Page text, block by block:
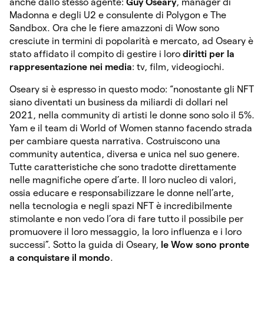
Madonna e degli U2 e consulente di Polygon e The
Sandbox. Ora che le fiere amazzoni di Wow sono
cresciute in termini di popolarità e mercato, ad Oseary è
stato affidato il compito di gestire i loro diritti per la
rappresentazione nei media: tv, film, videogiochi.
Oseary si è espresso in questo modo: “nonostante gli NFT
siano diventati un business da miliardi di dollari nel
2021, nella community di artisti le donne sono solo il 5%.
Yam e il team di World of Women stanno facendo strada
per cambiare questa narrativa. Costruiscono una
community autentica, diversa e unica nel suo genere.
Tutte caratteristiche che sono tradotte direttamente
nelle magnifiche opere d’arte. Il loro nucleo di valori,
ossia educare e responsabilizzare le donne nell’arte,
nella tecnologia e negli spazi NFT è incredibilmente
stimolante e non vedo l’ora di fare tutto il possibile per
promuovere il loro messaggio, la loro influenza e i loro
successi”. Sotto la guida di Oseary, le Wow sono pronte
a conquistare il mondo.